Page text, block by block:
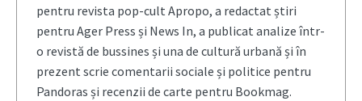
pentru revista pop-cult Apropo, a redactat știri
pentru Ager Press și News In, a publicat analize într-
o revistă de bussines și una de cultură urbană și în
prezent scrie comentarii sociale și politice pentru
Pandoras și recenzii de carte pentru Bookmag.